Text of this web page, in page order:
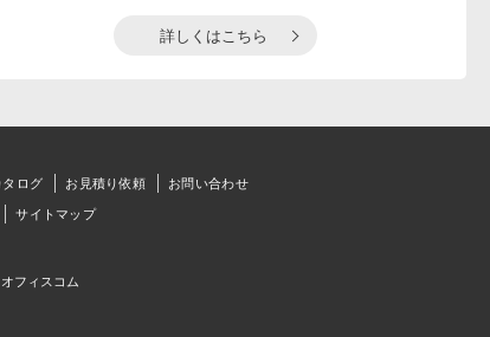
詳しくはこちら
タログ お見積り依頼 お問い合わせ
サイトマップ
フィスコム